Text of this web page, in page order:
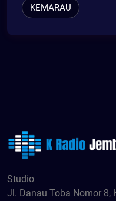
KEMARAU
Studio
Jl. Danau Toba Nomor 8,